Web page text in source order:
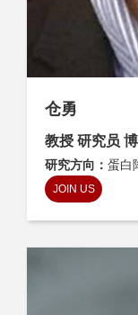
仓勇
教授 研究员
研究方向： 蛋白
JOIN US